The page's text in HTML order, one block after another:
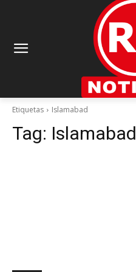
Etiquetas Islamabad
Tag: Islamabad